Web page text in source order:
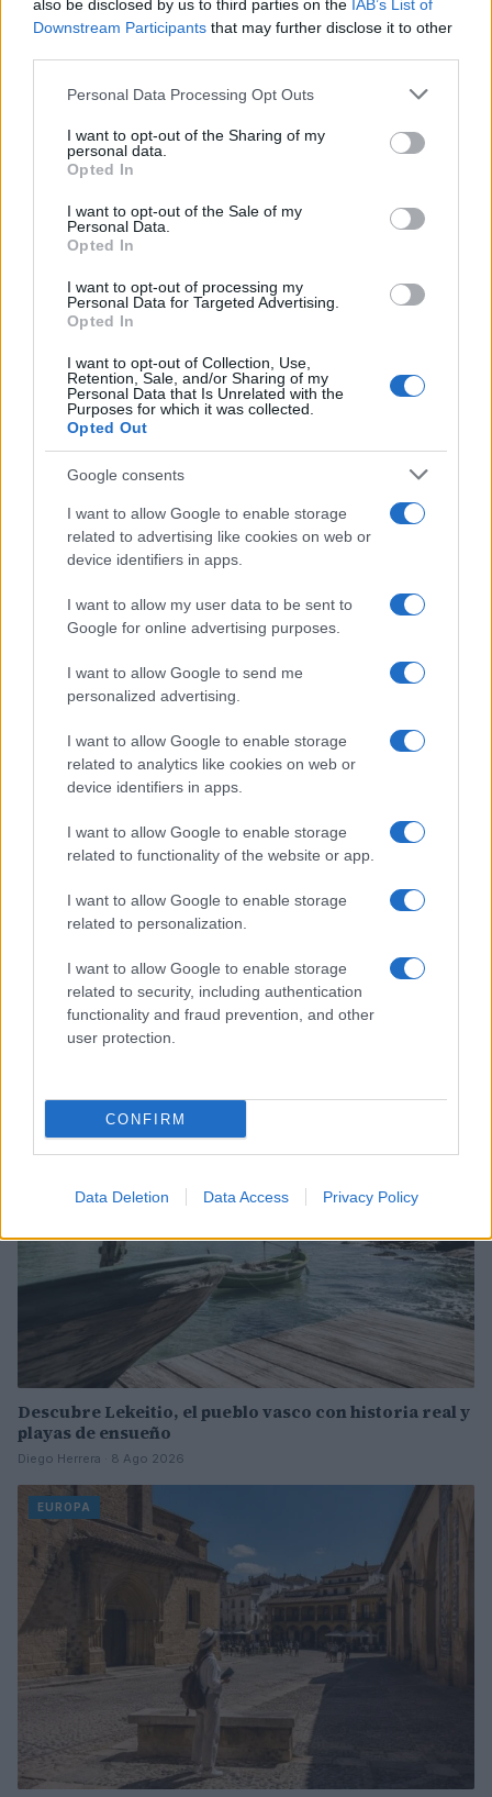
also be disclosed by us to third parties on the IAB’s List of
Downstream Participants that may further disclose it to other
Please note that this website/app uses one or more Google
not limited to your visit or usage behaviour. You may click to
grant or deny consent to Google and its third-party tags to
use your data for below specified purposes in below Google
consent section.
Personal Data Processing Opt Outs
I want to opt-out of the Sharing of my
personal data.
Opted In
I want to opt-out of the Sale of my
Personal Data.
Opted In
I want to opt-out of processing my
Personal Data for Targeted Advertising.
Opted In
I want to opt-out of Collection, Use,
Retention, Sale, and/or Sharing of my
Personal Data that Is Unrelated with the
Purposes for which it was collected.
Opted Out
Google consents
I want to allow Google to enable storage
related to advertising like cookies on web or
device identifiers in apps.
I want to allow my user data to be sent to
Google for online advertising purposes.
I want to allow Google to send me
personalized advertising.
I want to allow Google to enable storage
related to analytics like cookies on web or
device identifiers in apps.
I want to allow Google to enable storage
related to functionality of the website or app.
I want to allow Google to enable storage
related to personalization.
I want to allow Google to enable storage
related to security, including authentication
functionality and fraud prevention, and other
user protection.
CONFIRM
Data Deletion Data Access Privacy Policy
características del palacio se encuentra el Salón
de los Espejos, un pasillo con diecisiete arcos de
espejo.
pueden ver una puerta oculta por la que huyó
Marie Antionette durante la Marcha sobre
Versalles. Con sus siete salones y sus techos
pintados, el Gran Apartamento del Rey Luis XVI
obligada son los jardines formales del palacio, de
250 acres, diseñados en un patrón geométrico de
árboles, flores y caminos.
AUTOR
Redacción Viajar365.com
Sigue leyendo
EUROPA
Descubre Lekeitio, el pueblo vasco con historia real y
playas de ensueño
Diego Herrera · 8 Ago 2026
EUROPA